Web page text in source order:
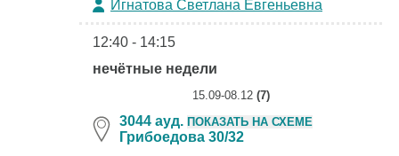
Игнатова Светлана Евгеньевна
12:40 - 14:15
нечётные недели
15.09-08.12 (7)
3044 ауд. ПОКАЗАТЬ НА СХЕМЕ
Грибоедова 30/32